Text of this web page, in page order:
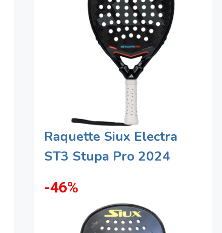
Raquette Siux Electra
ST3 Stupa Pro 2024
-46%